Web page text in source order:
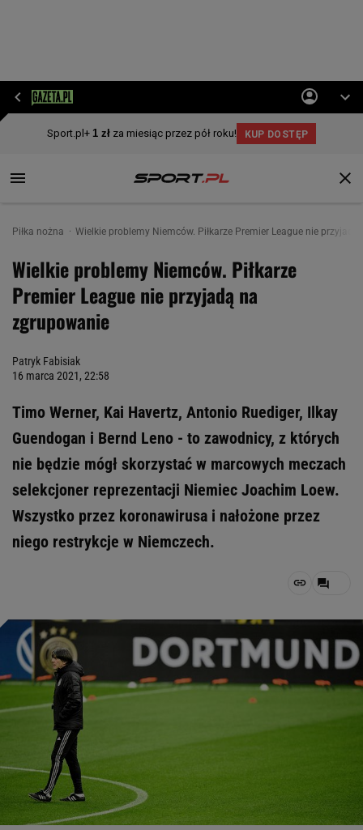
Piłka nożna Wielkie problemy Niemców. Piłkarze Premier League nie
Wielkie problemy Niemców. Piłkarze
Premier League nie przyjadą na
zgrupowanie
Patryk Fabisiak
16 marca 2021, 22:58
Timo Werner, Kai Havertz, Antonio Ruediger, Ilkay
Guendogan i Bernd Leno - to zawodnicy, z których
nie będzie mógł skorzystać w marcowych meczach
selekcjoner reprezentacji Niemiec Joachim Loew.
Wszystko przez koronawirusa i nałożone przez
niego restrykcje w Niemczech.